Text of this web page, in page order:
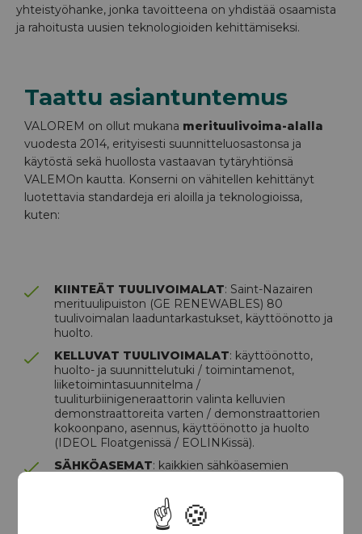
yhteistyöhanke, jonka tavoitteena on yhdistää osaamista
ja rahoitusta uusien teknologioiden kehittämiseksi.
Taattu asiantuntemus
VALOREM on ollut mukana merituulivoima-alalla
vuodesta 2014, erityisesti suunnitteluosastonsa ja
käytöstä sekä huollosta vastaavan tytäryhtiönsä
VALEMOn kautta. Konserni on vähitellen kehittänyt
luotettavia standardeja eri aloilla ja teknologioissa,
kuten:
KIINTEÄT TUULIVOIMALAT: Saint-Nazairen
merituulipuiston (GE RENEWABLES) 80
tuulivoimalan laaduntarkastukset, käyttöönotto ja
huolto.
KELLUVAT TUULIVOIMALAT: käyttöönotto,
huolto- ja suunnittelutuki / toimintamenot,
liiketoimintasuunnitelma /
tuuliturbiinigeneraattorin valinta kelluvien
demonstraattoreita varten / demonstraattorien
kokoonpano, asennus, käyttöönotto ja huolto
(IDEOL Floatgenissä / EOLINKissä).
SÄHKÖASEMAT: kaikkien sähköasemien
Brieucin puisto AILES MARINES/IBERDROLA -